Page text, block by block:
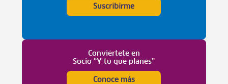
Suscribirme
Conviértete en
Socio “Y tú qué planes”
Conoce más